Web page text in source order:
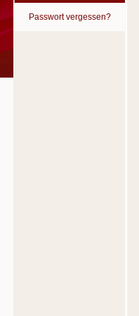
Passwort vergessen?